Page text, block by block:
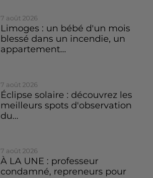
7 août 2026
Limoges : un bébé d'un mois
blessé dans un incendie, un
appartement...
7 août 2026
Éclipse solaire : découvrez les
meilleurs spots d'observation
du...
7 août 2026
À LA UNE : professeur
condamné, repreneurs pour